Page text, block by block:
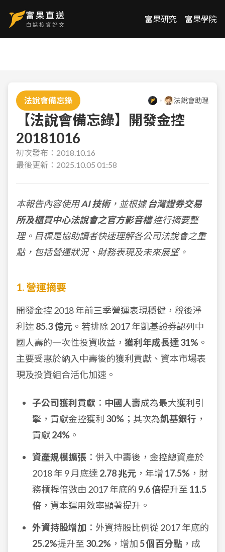
富果研究 富果學院
法說會備忘錄 法說會助理
【法說會備忘錄】開發金控
20181016
初次發布： 2018.10.16
最後更新： 2025.10.05 01:58
本報告內容使用AI 技術，並根據台灣證券交易
所及櫃買中心法說會之官方影音檔進行摘要整
理。目標是協助讀者快速理解各公司法說會之重
點，包括營運狀況、財務表現及未來展望。
1. 營運摘要
開發金控 2018 年前三季營運表現穩健，稅後淨
利達 85.3 億元 。若排除 2017 年凱基證券認列中
國人壽的一次性投資收益， 獲利年成長達 31% 。
主要受惠於納入中壽後的獲利貢獻、資本市場表
現及投資組合活化加速。
子公司獲利貢獻 ： 中國人壽成為最大獲利引
擎，貢獻金控獲利 30% ；其次為凱基銀行 ，
貢獻24% 。
資產規模擴張 ：併入中壽後，金控總資產於
2018 年 9 月底達 2.78 兆元 ，年增 17.5% ，財
務槓桿倍數由 2017 年底的 9.6 倍提升至 11.5
倍 ，資本運用效率顯著提升。
外資持股增加 ：外資持股比例從 2017 年底的
25.2%提升至 30.2% ，增加5 個百分點 ，成